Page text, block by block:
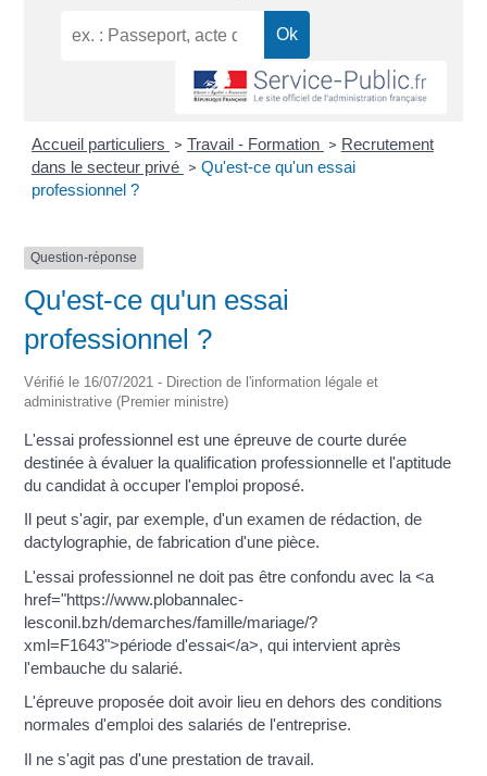
Accueil particuliers > Travail - Formation > Recrutement
dans le secteur privé > Qu'est-ce qu'un essai
professionnel ?
Question-réponse
Qu'est-ce qu'un essai
professionnel ?
Vérifié le 16/07/2021 - Direction de l'information légale et
administrative (Premier ministre)
L'essai professionnel est une épreuve de courte durée
destinée à évaluer la qualification professionnelle et l'aptitude
du candidat à occuper l'emploi proposé.
Il peut s'agir, par exemple, d'un examen de rédaction, de
dactylographie, de fabrication d'une pièce.
L'essai professionnel ne doit pas être confondu avec la <a
href="https://www.plobannalec-
lesconil.bzh/demarches/famille/mariage/?
xml=F1643">période d'essai</a>, qui intervient après
l'embauche du salarié.
L'épreuve proposée doit avoir lieu en dehors des conditions
normales d'emploi des salariés de l'entreprise.
Il ne s'agit pas d'une prestation de travail.